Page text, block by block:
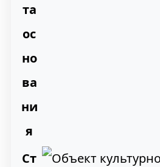
та
ос
но
ва
ни
я
Ст